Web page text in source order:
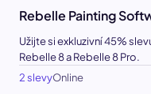
Rebelle Painting
Užijte si exkluzivní 45%
Rebelle 8 a Rebelle 8 Pro.
2 slevyOnline